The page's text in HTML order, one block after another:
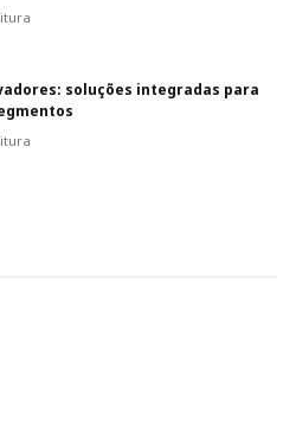
soluções integradas para